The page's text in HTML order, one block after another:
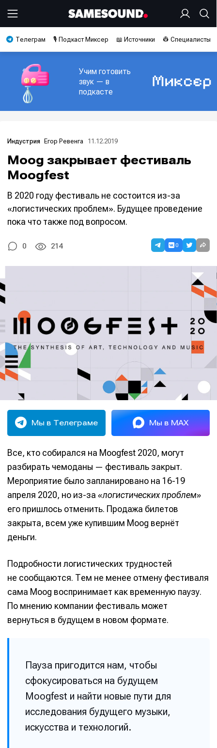
Телеграм 🎙️ Подкаст Миксер 📖 Источники 👷 Специалисты
Учим готовить
звук — в
подкасте
Индустрия Егор Ревенга 11.12.2019
Moog закрывает фестиваль
Moogfest
В 2020 году фестиваль не состоится из-за
«логистических проблем». Будущее проведение
пока что также под вопросом.
0 214 0
Мы в Телеграме Мы в MAX
Все, кто собирался на Moogfest 2020, могут
разбирать чемоданы — фестиваль закрыт.
Мероприятие было запланировано на 16-19
апреля 2020, но из-за «логистических проблем»
его пришлось отменить. Продажа билетов
закрыта, всем уже купившим Moog вернёт
деньги.
Подробности логистических трудностей
не сообщаются. Тем не менее отмену фестиваля
сама Moog воспринимает как временную паузу.
По мнению компании фестиваль может
вернуться в будущем в новом формате.
Пауза пригодится нам, чтобы
сфокусироваться на будущем
Moogfest и найти новые пути для
исследования будущего музыки,
искусства и технологий.